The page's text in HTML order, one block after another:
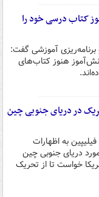
کتاب درسی خود را
آموزشی گفت:
۲۱۶ هزار دانش‌آموز هنوز کتاب‌های
در دریای جنوبی چین
به اظهارات
دریای جنوبی چین
خواست تا از تحریک